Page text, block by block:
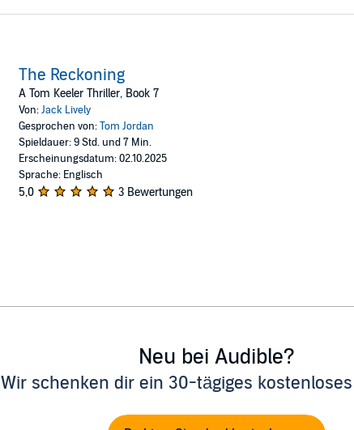
The Reckoning
A Tom Keeler Thriller, Book 7
Von:Jack Lively
Gesprochen von:Tom Jordan
Spieldauer: 9 Std. und 7 Min.
Erscheinungsdatum: 02.10.2025
Sprache: Englisch
5,0 3 Bewertungen
Neu bei Audible?
Wir schenken dir ein 30-tägiges